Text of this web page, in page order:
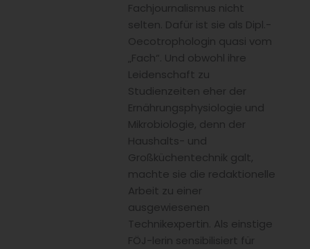
Fachjournalismus nicht
selten. Dafür ist sie als Dipl.-
Oecotrophologin quasi vom
„Fach“. Und obwohl ihre
Leidenschaft zu
Studienzeiten eher der
Ernährungsphysiologie und
Mikrobiologie, denn der
Haushalts- und
Großküchentechnik galt,
machte sie die redaktionelle
Arbeit zu einer
ausgewiesenen
Technikexpertin. Als einstige
FÖJ-lerin sensibilisiert für